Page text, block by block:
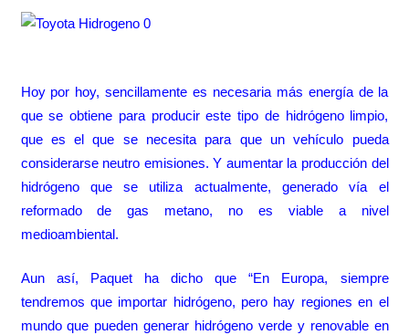
Hoy por hoy, sencillamente es necesaria más energía de la
que se obtiene para producir este tipo de hidrógeno limpio,
que es el que se necesita para que un vehículo pueda
considerarse neutro emisiones. Y aumentar la producción del
hidrógeno que se utiliza actualmente, generado vía el
reformado de gas metano, no es viable a nivel
medioambiental.
Aun así, Paquet ha dicho que “En Europa, siempre
tendremos que importar hidrógeno, pero hay regiones en el
mundo que pueden generar hidrógeno verde y renovable en